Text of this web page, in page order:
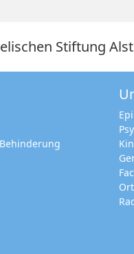
Stiftung